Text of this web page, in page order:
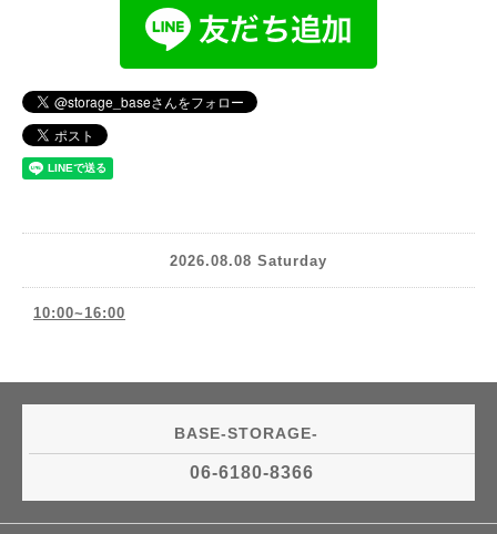
2026.08.08 Saturday
10:00~16:00
BASE-STORAGE-
06-6180-8366